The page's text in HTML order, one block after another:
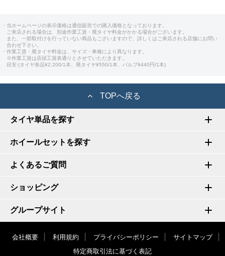
・当ホームページの表示価格は通信販売での購入価格となっております。
ご来店される場合は、別途作業工賃・廃タイヤ料金がかかる場合がございます。
また、一部取付けを行っていない商品もございますので、詳しくはご来店される店舗にお問い
合わせ下さい。
・作業工賃・廃タイヤ料金は、サイズ・車種により異なります。
※作業工賃は店頭工賃表通りとさせていただきます。
目安:(タイヤ単品¥2,200/1本、廃タイヤ¥550/1本、バルブ¥440円/1本)
TOPへ戻る
タイヤ単品を探す
ホイールセットを探す
よくあるご質問
ショッピング
グループサイト
会社概要 利用規約 プライバシーポリシー
サイトマップ
特定商取引法に基づく表記